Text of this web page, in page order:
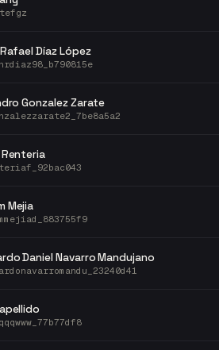
Díaz López
Gonzalez Zarate
Mejia
Daniel Navarro Mandujano